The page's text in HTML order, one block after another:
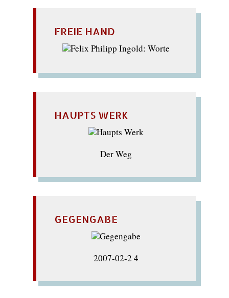
FREIE HAND
HAUPTS WERK
Der Weg
GEGENGABE
2007-02-2 4